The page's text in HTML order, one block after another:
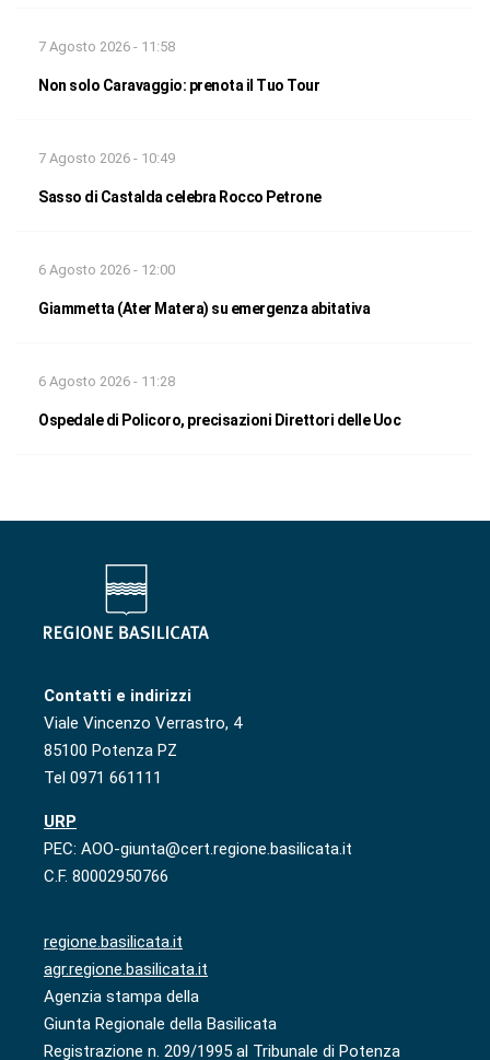
7 Agosto 2026 - 11:58
Non solo Caravaggio: prenota il Tuo Tour
7 Agosto 2026 - 10:49
Sasso di Castalda celebra Rocco Petrone
6 Agosto 2026 - 12:00
Giammetta (Ater Matera) su emergenza abitativa
6 Agosto 2026 - 11:28
Ospedale di Policoro, precisazioni Direttori delle Uoc
Contatti e indirizzi
Viale Vincenzo Verrastro, 4
85100 Potenza PZ
Tel 0971 661111
URP
PEC: AOO-giunta@cert.regione.basilicata.it
C.F. 80002950766
regione.basilicata.it
agr.regione.basilicata.it
Agenzia stampa della
Giunta Regionale della Basilicata
Registrazione n. 209/1995 al Tribunale di Potenza